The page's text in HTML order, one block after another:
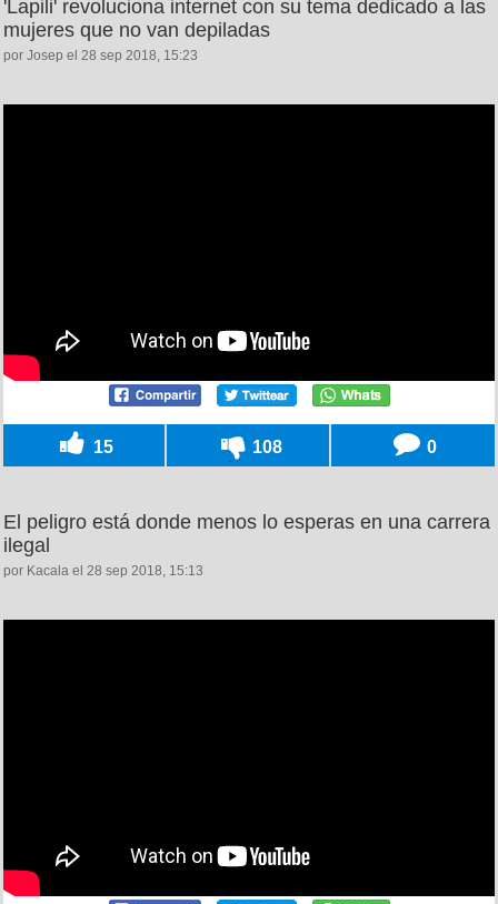
'Lapili' revoluciona internet con su tema dedicado a las
mujeres que no van depiladas
por Josep el 28 sep 2018, 15:23
15 108 0
El peligro está donde menos lo esperas en una carrera
ilegal
por Kacala el 28 sep 2018, 15:13